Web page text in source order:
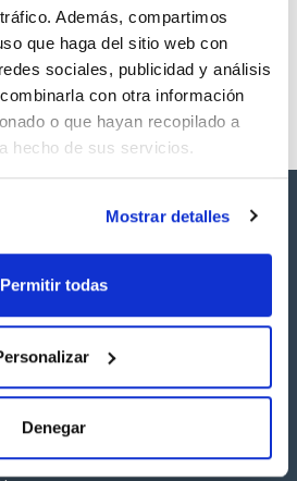
Además, compartimos
que haga del sitio web con
sociales, publicidad y análisis
con otra información
o que hayan recopilado a
hecho de sus servicios.
Mostrar detalles
Permitir todas
Denegar
x5mg
Comprar
Síguenos: